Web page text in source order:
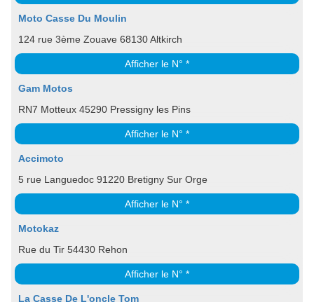
Moto Casse Du Moulin
124 rue 3ème Zouave 68130 Altkirch
Afficher le N° *
Gam Motos
RN7 Motteux 45290 Pressigny les Pins
Afficher le N° *
Accimoto
5 rue Languedoc 91220 Bretigny Sur Orge
Afficher le N° *
Motokaz
Rue du Tir 54430 Rehon
Afficher le N° *
La Casse De L'oncle Tom